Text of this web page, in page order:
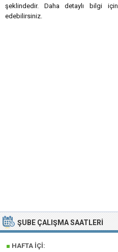
şeklindedir. Daha detaylı bilgi
edebilirsiniz.
ŞUBE ÇALIŞMA SAATLERI
■ HAFTA İÇI: